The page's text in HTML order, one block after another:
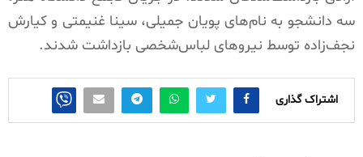
سه دانشجو به نام‌های پویان جمیلی، سینا غنیمتی و کیارش
نجف‌زاده توسط نیروهای لباس‌شخصی بازداشت شدند.
اشتراک گذاری